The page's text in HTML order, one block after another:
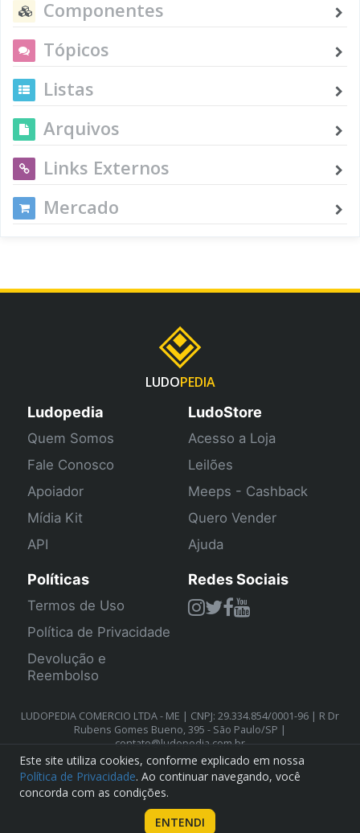
Componentes
Tópicos
Listas
Arquivos
Links Externos
Mercado
LUDOPEDIA
Ludopedia
Quem Somos
Fale Conosco
Apoiador
Mídia Kit
API
LudoStore
Acesso a Loja
Leilões
Meeps - Cashback
Quero Vender
Ajuda
Políticas
Termos de Uso
Política de Privacidade
Devolução e
Reembolso
Redes Sociais
LUDOPEDIA COMERCIO LTDA - ME | CNPJ: 29.334.854/0001-96 | R Dr
Rubens Gomes Bueno, 395 - São Paulo/SP |
contato@ludopedia.com.br
Este site utiliza cookies, conforme explicado em nossa
Política de Privacidade. Ao continuar navegando, você
concorda com as condições.
ENTENDI